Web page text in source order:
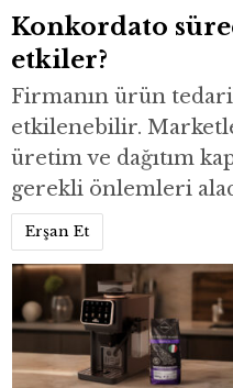
Konkordato
etkiler?
Firmanın ürün
etkilenebilir.
üretim ve dağıtım
gerekli önlemleri
Erşan Et